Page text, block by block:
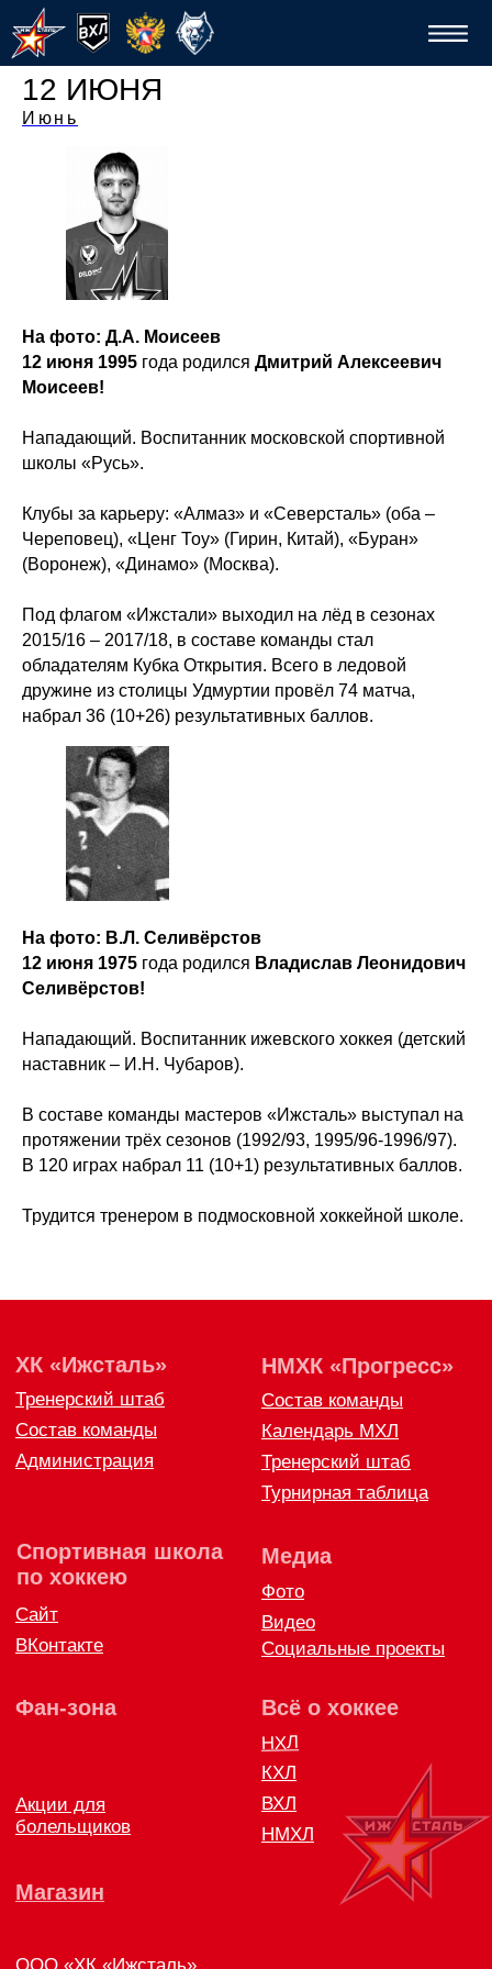
12 ИЮНЯ
Июнь
На фото: Д.А. Моисеев
12 июня 1995 года родился Дмитрий Алексеевич
Моисеев!
Нападающий. Воспитанник московской спортивной
школы «Русь».
Клубы за карьеру: «Алмаз» и «Северсталь» (оба –
Череповец), «Ценг Тоу» (Гирин, Китай), «Буран»
(Воронеж), «Динамо» (Москва).
Под флагом «Ижстали» выходил на лёд в сезонах
2015/16 – 2017/18, в составе команды стал
обладателям Кубка Открытия. Всего в ледовой
дружине из столицы Удмуртии провёл 74 матча,
набрал 36 (10+26) результативных баллов.
На фото: В.Л. Селивёрстов
12 июня 1975 года родился Владислав Леонидович
Селивёрстов!
Нападающий. Воспитанник ижевского хоккея (детский
наставник – И.Н. Чубаров).
В составе команды мастеров «Ижсталь» выступал на
протяжении трёх сезонов (1992/93, 1995/96-1996/97).
В 120 играх набрал 11 (10+1) результативных баллов.
Трудится тренером в подмосковной хоккейной школе.
ХК« Ижсталь»
Администрация
Тренерский штаб
НМХК Прогресс
Турнирная таблица
Тренерский штаб
Спортивная школа
по хоккею
ВКонтакте
Сайт
Всё о хоккее
Медиа
Социальные проекты
Видео
Фото
Фан-зона
болельщиков
Политика конфиденциальности
Согласие на обработку персональных данных
Публичная оферта
Правила возврата и обмена товара
ООО «ХК «Ижсталь»
ОГРН 1261800004751, ИНН 1800050073
г. Ижевск, ул. Свободы, д. 82а